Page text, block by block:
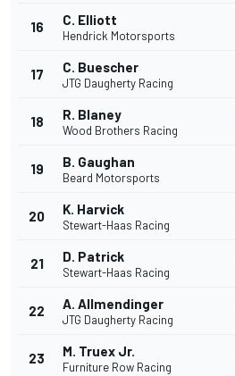
16 C. Elliott
Hendrick Motorsports
17 C. Buescher
JTG Daugherty Racing
18 R. Blaney
Wood Brothers Racing
19 B. Gaughan
Beard Motorsports
20 K. Harvick
Stewart-Haas Racing
21 D. Patrick
Stewart-Haas Racing
22 A. Allmendinger
JTG Daugherty Racing
23 M. Truex Jr.
Furniture Row Racing